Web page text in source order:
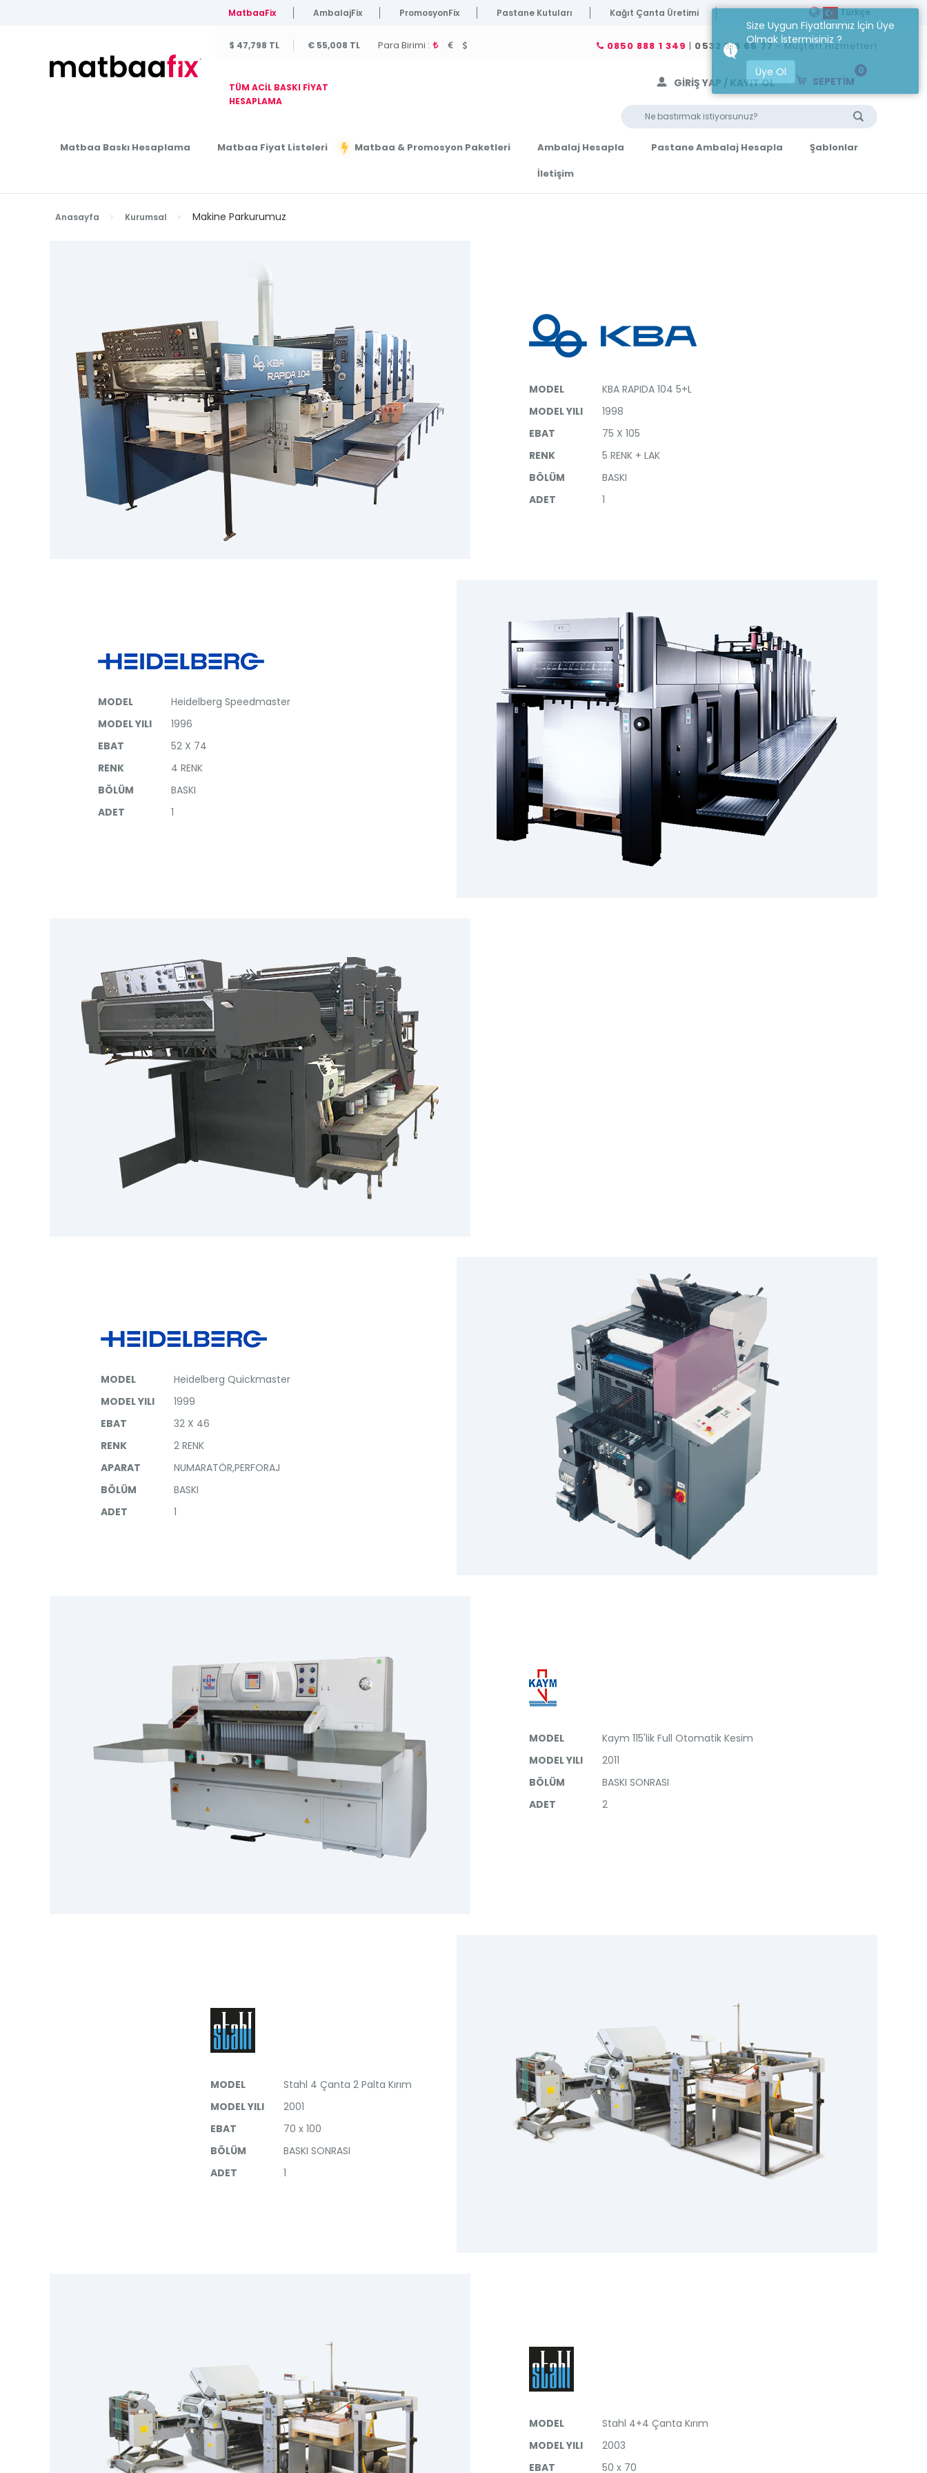
MatbaaFix AmbalajFix PromosyonFix Pastane Kutuları Kağıt Çanta Üretimi Türkçe
€ 55,008 TL
$ 47,798 TL Para Birimi : 0850 888 1 349 | 0532 313 65 77- Müşteri Hizmetleri
TÜM ACİL BASKI FİYAT
HESAPLAMA
SEPETİM
0
GİRİŞ YAP / KAYIT OL
Matbaa Baskı Hesaplama Matbaa Fiyat Listeleri Matbaa & Promosyon Paketleri Ambalaj Hesapla Pastane Ambalaj Hesapla
Şablonlar
İletişim
Anasayfa Kurumsal Makine Parkurumuz
MODEL
KBA RAPIDA 104 5+L
MODEL YILI
1998
EBAT
75 X 105
RENK
5 RENK + LAK
BÖLÜM
BASKI
ADET
1
MODEL
Heidelberg Speedmaster
MODEL YILI
1996
EBAT
52 X 74
RENK
4 RENK
BÖLÜM
BASKI
ADET
1
MODEL YILI
1992
EBAT
72 X 102
RENK
2 RENK
BÖLÜM
BASKI
ADET
1
MODEL
Heidelberg Quickmaster
MODEL YILI
1999
EBAT
32 X 46
RENK
2 RENK
APARAT
NUMARATÖR,PERFORAJ
BÖLÜM
BASKI
ADET
1
MODEL
Kaym 115'lik Full Otomatik Kesim
MODEL YILI
2011
BÖLÜM
BASKI SONRASI
ADET
2
MODEL
Stahl 4 Çanta 2 Palta Kırım
MODEL YILI
2001
EBAT
70 x 100
BÖLÜM
BASKI SONRASI
ADET
1
MODEL
Stahl 4+4 Çanta Kırım
MODEL YILI
2003
EBAT
50 x 70
Size Uygun Fiyatlarımız İçin Üye
Olmak İstermisiniz ?
Üye Ol